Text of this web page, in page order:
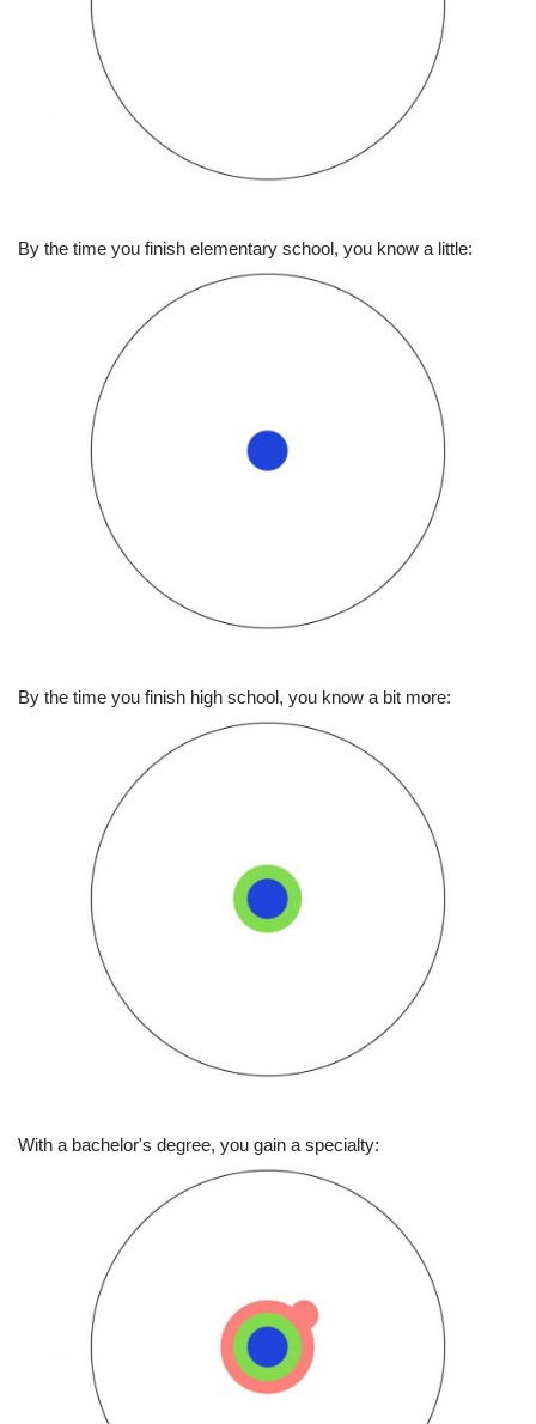
By the time you finish elementary school, you know a little:
By the time you finish high school, you know a bit more:
With a bachelor's degree, you gain a specialty: